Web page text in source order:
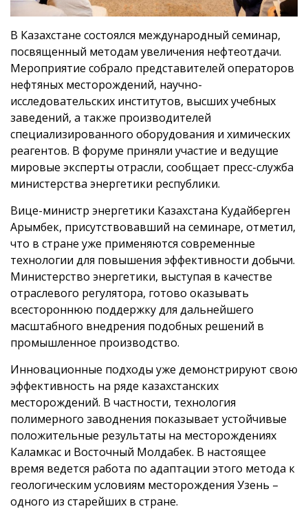
В Казахстане состоялся международный семинар,
посвященный методам увеличения нефтеотдачи.
Мероприятие собрало представителей операторов
нефтяных месторождений, научно-
исследовательских институтов, высших учебных
заведений, а также производителей
специализированного оборудования и химических
реагентов. В форуме приняли участие и ведущие
мировые эксперты отрасли, сообщает пресс-служба
министерства энергетики республики.
Вице-министр энергетики Казахстана Кудайберген
Арымбек, присутствовавший на семинаре, отметил,
что в стране уже применяются современные
технологии для повышения эффективности добычи.
Министерство энергетики, выступая в качестве
отраслевого регулятора, готово оказывать
всестороннюю поддержку для дальнейшего
масштабного внедрения подобных решений в
промышленное производство.
Инновационные подходы уже демонстрируют свою
эффективность на ряде казахстанских
месторождений. В частности, технология
полимерного заводнения показывает устойчивые
положительные результаты на месторождениях
Каламкас и Восточный Молдабек. В настоящее
время ведется работа по адаптации этого метода к
геологическим условиям месторождения Узень –
одного из старейших в стране.